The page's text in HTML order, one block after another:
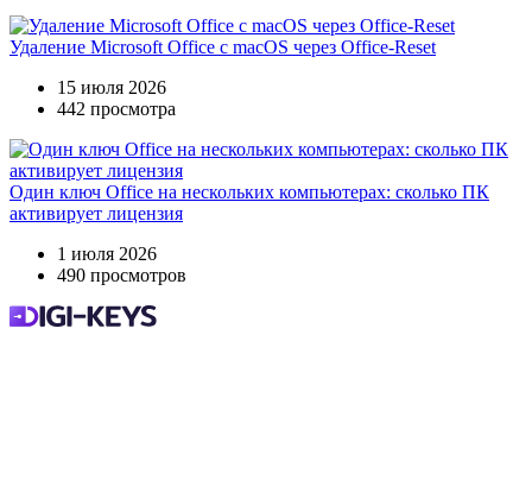
Удаление Microsoft Office с macOS через Office-Reset
15 июля 2026
442 просмотра
Один ключ Office на нескольких компьютерах: сколько ПК
активирует лицензия
1 июля 2026
490 просмотров